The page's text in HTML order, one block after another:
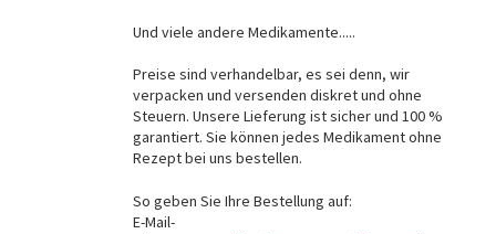
Und viele andere Medikamente.....
Preise sind verhandelbar, es sei denn, wir
verpacken und versenden diskret und ohne
Steuern. Unsere Lieferung ist sicher und 100 %
garantiert. Sie können jedes Medikament ohne
Rezept bei uns bestellen.
So geben Sie Ihre Bestellung auf:
E-Mail-